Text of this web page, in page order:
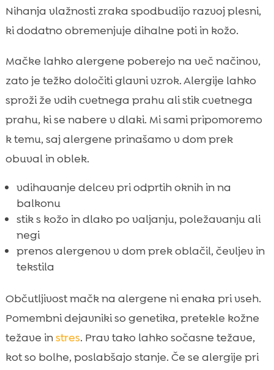
Nihanja vlažnosti zraka spodbudijo razvoj plesni,
ki dodatno obremenjuje dihalne poti in kožo.
Mačke lahko alergene poberejo na več načinov,
zato je težko določiti glavni vzrok. Alergije lahko
sproži že vdih cvetnega prahu ali stik cvetnega
prahu, ki se nabere v dlaki. Mi sami pripomoremo
k temu, saj alergene prinašamo v dom prek
obuval in oblek.
vdihavanje delcev pri odprtih oknih in na
balkonu
stik s kožo in dlako po valjanju, poležavanju ali
negi
prenos alergenov v dom prek oblačil, čevljev in
tekstila
Občutljivost mačk na alergene ni enaka pri vseh.
Pomembni dejavniki so genetika, pretekle kožne
težave instres. Prav tako lahko sočasne težave,
kot so bolhe, poslabšajo stanje. Če se alergije pri